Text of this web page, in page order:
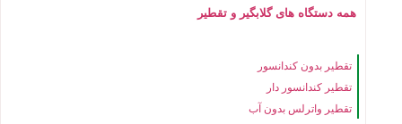
همه دستگاه های گلابگیر و تقطیر
تقطیر بدون کندانسور
تقطیر کندانسور دار
تقطیر واترلس بدون آب